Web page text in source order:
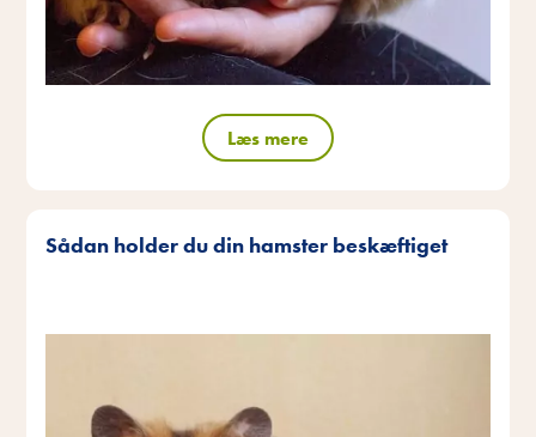
Læs mere
Sådan holder du din hamster beskæftiget